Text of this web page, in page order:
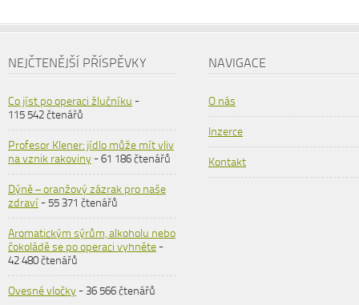
NEJČTENĚJŠÍ PŘÍSPĚVKY
Co jíst po operaci žlučníku -
115 542 čtenářů
Profesor Klener: jídlo může mít vliv
na vznik rakoviny- 61 186 čtenářů
Dýně – oranžový zázrak pro naše
zdraví- 55 371 čtenářů
Aromatickým sýrům, alkoholu nebo
čokoládě se po operaci vyhněte-
42 480 čtenářů
Ovesné vločky- 36 566 čtenářů
NAVIGACE
O nás
Inzerce
Kontakt